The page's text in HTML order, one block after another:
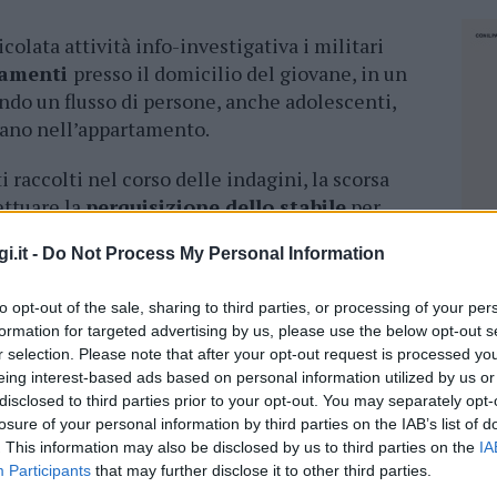
- Do Not Process My Personal Information
opt-out of the sale, sharing to third parties, or processing of your
for targeted advertising by us, please use the below opt-out
selection. Please note that after your opt-out request is processed
interest-based ads based on personal information utilized by us
to third parties prior to your opt-out. You may separately
of your personal information by third parties on the IAB’s list of
This information may also be disclosed by us to third parties on the
Participants that may further disclose it to other third parties.
attività info-investigativa i militari
presso il domicilio del giovane, in un
un flusso di persone, anche adolescenti,
nell’appartamento.
raccolti nel corso delle indagini, la scorsa
laperquisizione dello stabileper
stupefacenti.
trovavano il ventenne unitamente ad altri
polizia nel settore degli stupefacentie di cui
la presenza di diverse dosi di
veniva inoltre rivenuta una pistola ad
riproducente perfettamente una Colt
circa 200 euro.
a conferma diquanto appreso nel corso